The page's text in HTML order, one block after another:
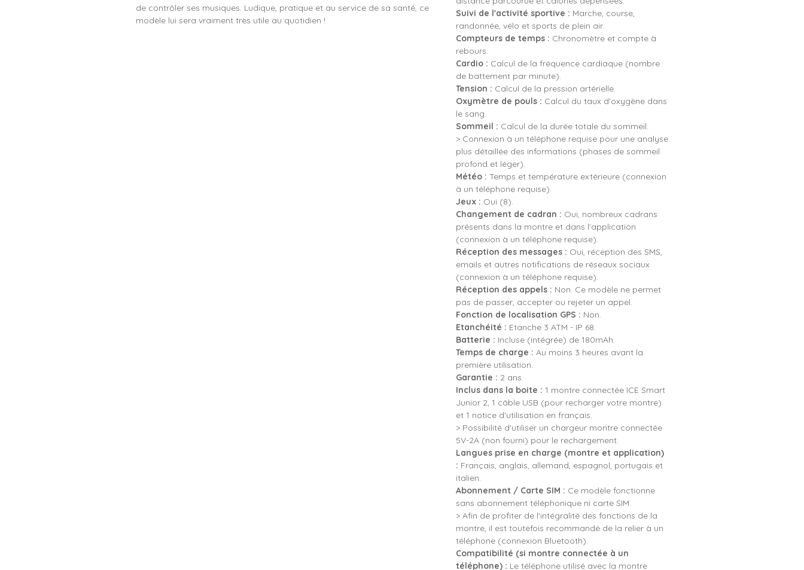
de contrôler ses musiques. Ludique, pratique et au service de sa santé, ce
modèle lui sera vraiment très utile au quotidien !
Suivi de l'activité sportive : Marche, course,
randonnée, vélo et sports de plein air.
Compteurs de temps : Chronomètre et compte à
rebours.
Cardio : Calcul de la fréquence cardiaque (nombre
de battement par minute).
Tension : Calcul de la pression artérielle.
Oxymètre de pouls : Calcul du taux d'oxygène dans
le sang.
Sommeil : Calcul de la durée totale du sommeil.
> Connexion à un téléphone requise pour une analyse
plus détaillée des informations (phases de sommeil
profond et léger).
Météo : Temps et température extérieure (connexion
à un téléphone requise).
Jeux : Oui (8).
Changement de cadran : Oui, nombreux cadrans
présents dans la montre et dans l'application
(connexion à un téléphone requise).
Réception des messages : Oui, réception des SMS,
emails et autres notifications de réseaux sociaux
(connexion à un téléphone requise).
Réception des appels : Non. Ce modèle ne permet
pas de passer, accepter ou rejeter un appel.
Fonction de localisation GPS : Non.
Etanchéité : Etanche 3 ATM - IP 68.
Batterie : Incluse (intégrée) de 180mAh.
Temps de charge : Au moins 3 heures avant la
première utilisation.
Garantie : 2 ans.
Inclus dans la boite : 1 montre connectée ICE Smart
Junior 2, 1 câble USB (pour recharger votre montre)
et 1 notice d'utilisation en français.
> Possibilité d'utiliser un chargeur montre connectée
5V-2A (non fourni) pour le rechargement.
Langues prise en charge (montre et application)
: Français, anglais, allemand, espagnol, portugais et
italien.
Abonnement / Carte SIM : Ce modèle fonctionne
sans abonnement téléphonique ni carte SIM.
> Afin de profiter de l'intégralité des fonctions de la
montre, il est toutefois recommandé de la relier à un
téléphone (connexion Bluetooth).
Compatibilité (si montre connectée à un
téléphone) : Le téléphone utilisé avec la montre